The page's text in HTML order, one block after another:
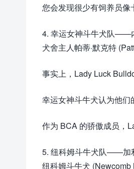
您会发现很少有饲养员像
4. 幸运女神斗牛犬队——
犬舍主人帕蒂·默克特
事实上，Lady Luck
幸运女神斗牛犬认为他们
作为 BCA 的骄傲成员，
5. 纽科姆斗牛犬队——加
纽科姆斗牛犬